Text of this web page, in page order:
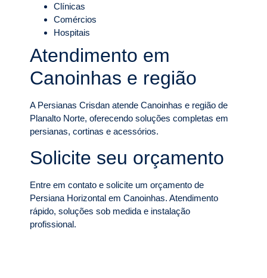
Clínicas
Comércios
Hospitais
Atendimento em
Canoinhas e região
A Persianas Crisdan atende Canoinhas e região de
Planalto Norte, oferecendo soluções completas em
persianas, cortinas e acessórios.
Solicite seu orçamento
Entre em contato e solicite um orçamento de
Persiana Horizontal em Canoinhas. Atendimento
rápido, soluções sob medida e instalação
profissional.